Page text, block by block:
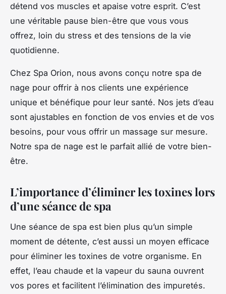
détend vos muscles et apaise votre esprit. C’est
une véritable pause bien-être que vous vous
offrez, loin du stress et des tensions de la vie
quotidienne.
Chez Spa Orion, nous avons conçu notre spa de
nage pour offrir à nos clients une expérience
unique et bénéfique pour leur santé. Nos jets d’eau
sont ajustables en fonction de vos envies et de vos
besoins, pour vous offrir un massage sur mesure.
Notre spa de nage est le parfait allié de votre bien-
être.
L’importance d’éliminer les toxines lors
d’une séance de spa
Une séance de spa est bien plus qu’un simple
moment de détente, c’est aussi un moyen efficace
pour éliminer les toxines de votre organisme. En
effet, l’eau chaude et la vapeur du sauna ouvrent
vos pores et facilitent l’élimination des impuretés.